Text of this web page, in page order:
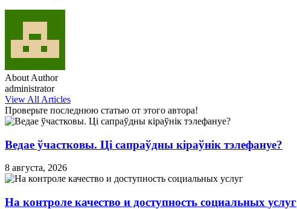
About Author
administrator
View All Articles
Проверьте последнюю статью от этого автора!
Ведае ўчастковы. Ці сапраўдны кіраўнік тэлефануе?
8 августа, 2026
На контроле качество и доступность социальных услуг